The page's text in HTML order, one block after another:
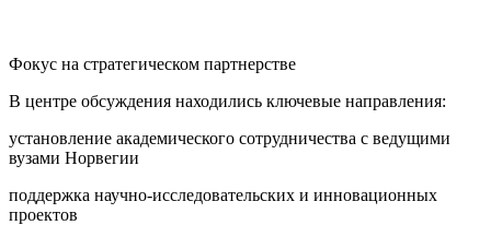
Фокус на стратегическом партнерстве
В центре обсуждения находились ключевые направления:
установление академического сотрудничества с ведущими
вузами Норвегии
поддержка научно-исследовательских и инновационных
проектов